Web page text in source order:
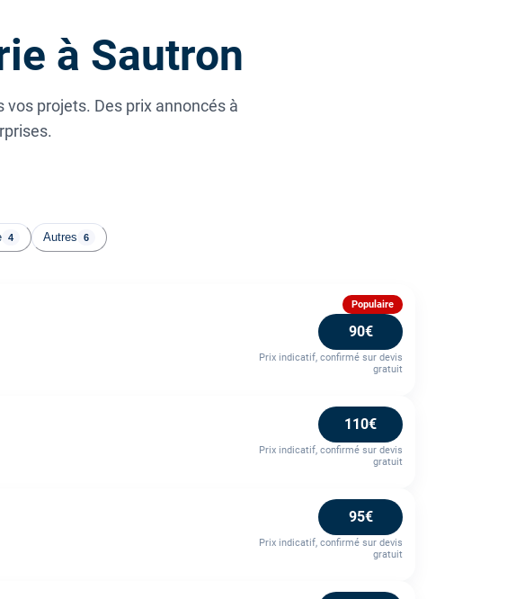
à Sautron
projets. Des prix annoncés à
4 Autres 6
Populaire
90€
Prix indicatif, confirmé sur devis
gratuit
110€
Prix indicatif, confirmé sur devis
gratuit
95€
Prix indicatif, confirmé sur devis
gratuit